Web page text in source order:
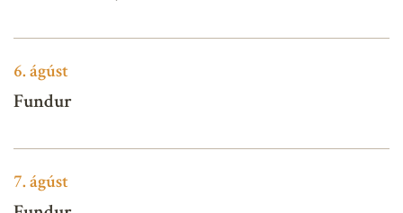
6.ágúst
Fundur
7.ágúst